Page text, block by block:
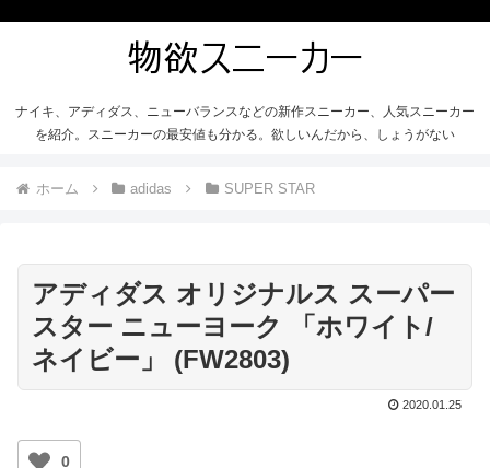
ナイキ、アディダス、ニューバランスなどの新作スニーカー、人気スニーカー
を紹介。スニーカーの最安値も分かる。欲しいんだから、しょうがない
ホーム adidas SUPER STAR
アディダス オリジナルス スーパー
スター ニューヨーク 「ホワイト/
ネイビー」 (FW2803)
2020.01.25
0